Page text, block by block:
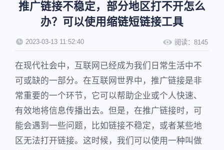
推广链接不稳定，部分地区打不开怎么
办？可以使用缩链短链接工具
2023-03-13 11:52:40 阅读： 8145
在现代社会中，互联网已经成为我们日常生活中不
可或缺的一部分。在互联网世界中，推广链接是非
常重要的一个环节，它可以帮助企业或个人快速、
有效地将信息传播出去。但是，在推广链接时，可
能会遇到一些问题，比如链接不稳定，或者某些地
区无法打开链接。这时候，我们可以使用一种叫做